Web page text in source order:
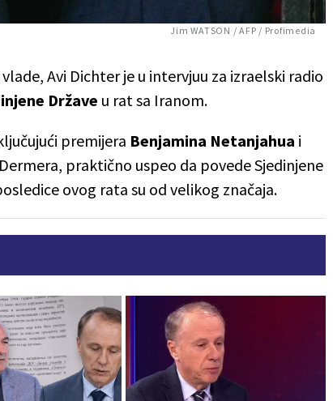
Jim WATSON / AFP / Profimedia
Avi Dichter je u intervjuu za izraelski radio
Države u rat sa Iranom.
premijera Benjamina Netanjahua i
praktično uspeo da povede Sjedinjene
ovog rata su od velikog značaja.